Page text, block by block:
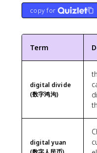
copy for
Term
digital divide
(数字鸿沟)
digital yuan